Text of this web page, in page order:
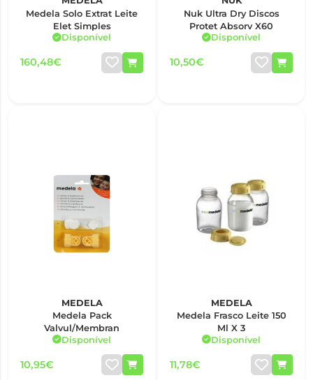
Medela Solo Extrat Leite
Elet Simples
Disponível
160,48€
Nuk Ultra Dry Discos
Protet Absorv X60
Disponível
10,50€
MEDELA
Medela Pack
Valvul/Membran
Disponível
10,95€
MEDELA
Medela Frasco Leite 150
Ml X 3
Disponível
11,78€